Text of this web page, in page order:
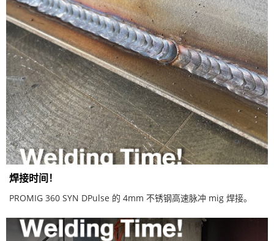
焊接时间！
PROMIG 360 SYN DPulse 的 4mm 不锈钢高速脉冲 mig 焊接。